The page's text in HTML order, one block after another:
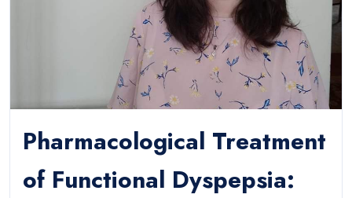
Pharmacological Treatment
of Functional Dyspepsia: